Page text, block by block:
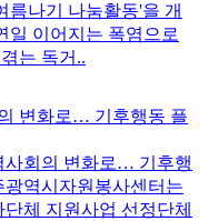
름나기 나눔활동'을 개
일 이어지는 폭염으로
는 독거..
변화로… 기후행동 플
사회의 변화로… 기후행
역시자원봉사센터는
체 지원사업 선정단체